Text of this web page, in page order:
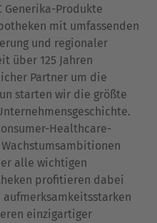
Generika-Produkte
mit umfassenden
und regionaler
über 125 Jahren
Partner um die
starten wir die größte
Healthcare-
alle wichtigen
profitieren dabei
einzigartiger